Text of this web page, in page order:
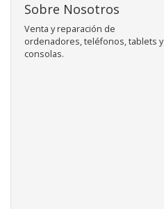
Sobre Nosotros
Venta y reparación de
ordenadores, teléfonos, tablets y
consolas.